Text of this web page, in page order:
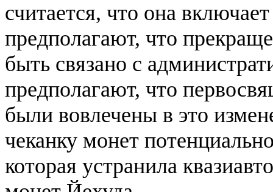
считается, что она
предполагают, что
быть связано с
предполагают, что
были вовлечены в это
чеканку монет
которая устранила